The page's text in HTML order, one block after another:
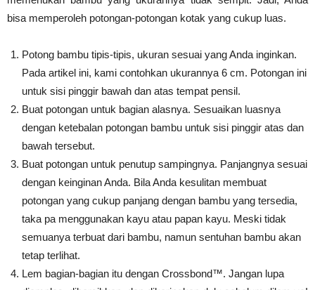
bisa memperoleh potongan-potongan kotak yang cukup luas.
Potong bambu tipis-tipis, ukuran sesuai yang Anda inginkan.
Pada artikel ini, kami contohkan ukurannya 6 cm. Potongan ini
untuk sisi pinggir bawah dan atas tempat pensil.
Buat potongan untuk bagian alasnya. Sesuaikan luasnya
dengan ketebalan potongan bambu untuk sisi pinggir atas dan
bawah tersebut.
Buat potongan untuk penutup sampingnya. Panjangnya sesuai
dengan keinginan Anda. Bila Anda kesulitan membuat
potongan yang cukup panjang dengan bambu yang tersedia,
taka pa menggunakan kayu atau papan kayu. Meski tidak
semuanya terbuat dari bambu, namun sentuhan bambu akan
tetap terlihat.
Lem bagian-bagian itu dengan Crossbond™. Jangan lupa